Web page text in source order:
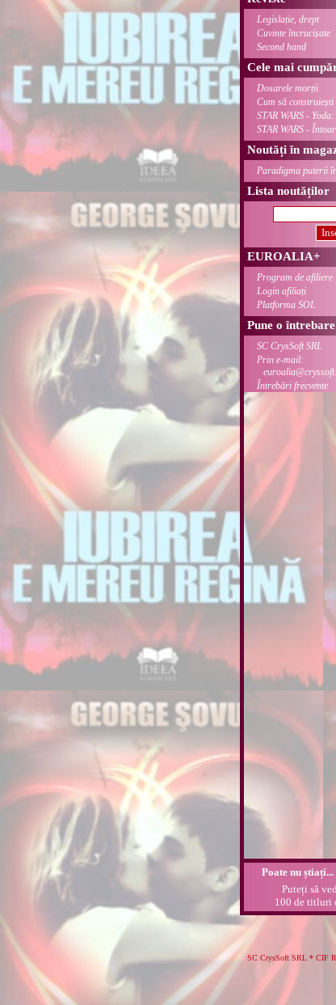
Legislație, drept
Cuvinte încrucișate
Second hand
Cele mai
Dosarele morții
Cum să construiești
STAR WARS -
STAR WARS -
Noutăți în
Paradigma puterii
Lista noutăților
EUROALIA+
Program de afiliere
Login afiliați
Platforma SOL
Pune o întrebare
SC CrysSoft SRL
Prin e-mail:
Întrebări frecvente
Poate nu știați...
Puteți să
100 de titluri
SC CrysSoft SRL * CIF